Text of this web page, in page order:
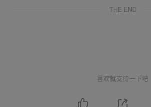
THE END
喜欢就支持一下吧